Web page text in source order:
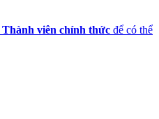
Thành viên chính thức để có thể